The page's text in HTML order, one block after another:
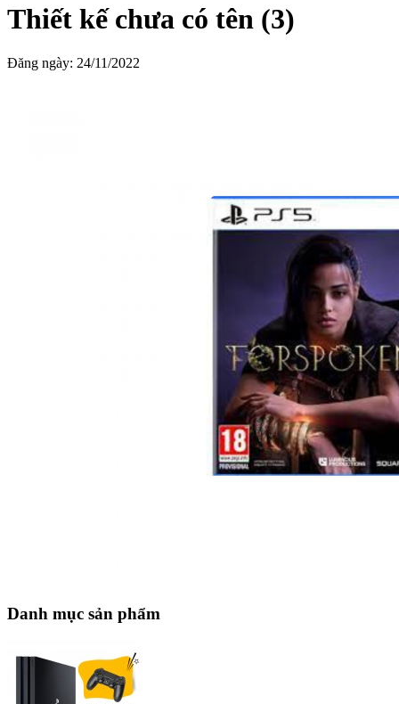
Thiết kế chưa có tên (3)
Đăng ngày: 24/11/2022
Danh mục sản phẩm